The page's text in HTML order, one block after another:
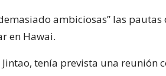
ambiciosas” las
en Hawai.
tenía prevista una reunión